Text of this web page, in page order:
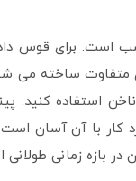
است. برای قوس
متفاوت ساخته می
استفاده
با آن آسان است.
بازه زمانی طولانی